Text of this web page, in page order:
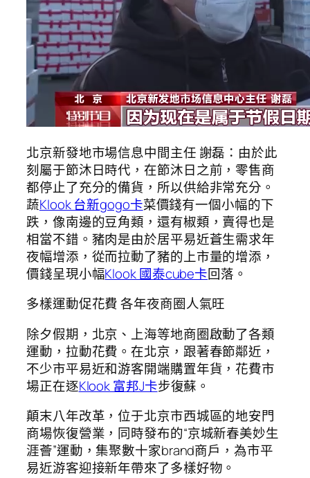
北京新發地市場信息中間主任 謝磊：由於此
刻屬于節沐日時代，在節沐日之前，零售商
都停止了充分的備貨，所以供給非常充分。
蔬Klook 台新gogo卡菜價錢有一個小幅的下
跌，像南邊的豆角類，還有椒類，賣得也是
相當不錯。豬肉是由於居平易近蒼生需求年
夜幅增添，從而拉動了豬的上市量的增添，
價錢呈現小幅Klook 國泰cube卡回落。
多樣運動促花費 各年夜商圈人氣旺
除夕假期，北京、上海等地商圈啟動了各類
運動，拉動花費。在北京，跟著春節鄰近，
不少市平易近和游客開端購置年貨，花費市
場正在逐Klook 富邦J卡步復蘇。
顛末八年改革，位于北京市西城區的地安門
商場恢復營業，同時發布的“京城新春美妙生
涯薈”運動，集聚數十家brand商戶，為市平
易近游客迎接新年帶來了多樣好物。